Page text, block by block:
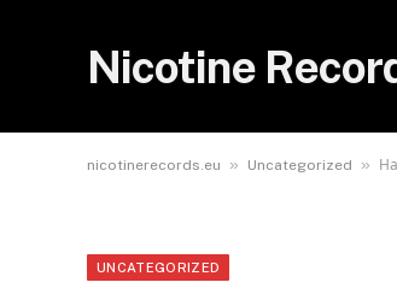
Nicotine
nicotinerecords.eu » Uncategorized »
UNCATEGORIZED